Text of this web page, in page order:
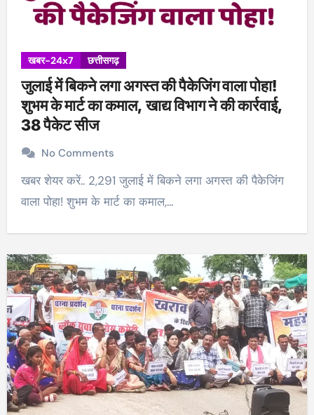
खबर-24x7 छत्तीसगढ़
जुलाई में बिकने लगा अगस्त की पैकेजिंग वाला पोहा!
शुभम के मार्ट का कमाल, खाद्य विभाग ने की कार्रवाई,
38 पैकेट सीज
No Comments
खबर शेयर करें.. 2,291 जुलाई में बिकने लगा अगस्त की पैकेजिंग
वाला पोहा! शुभम के मार्ट का कमाल,…